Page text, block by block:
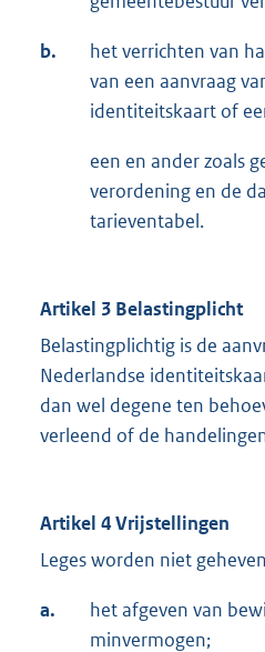
b.
het verrichten van
van een aanvraag
identiteitskaart of
een en ander zoals
verordening en de
tarieventabel.
Artikel 3 Belastingplicht
Belastingplichtig is de
Nederlandse
dan wel degene ten
verleend of de
Artikel 4 Vrijstellingen
Leges worden niet
a.
het afgeven van
minvermogen;